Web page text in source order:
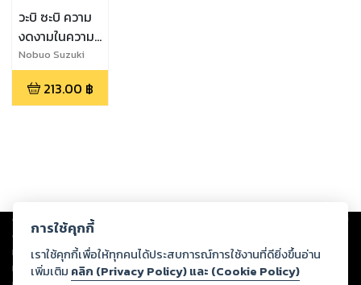
วะบิ ซะบิ ความ
งดงามในความ
ไม่สมบูรณ์แบบ
Nobuo Suzuki
213.00 ฿
Copyright © 2026
ต่อผลงานหรือเนื้อหาใดที่อัปโหลดผ่านเว็บไซต์และปรากฏว่าละเมิดสิทธิใน
ทรัพย์สินทางปัญญาของบุคคลอื่นหรือขัดต่อกฎหมายและศีลธรรม ดังนั้น ผู้อ่าน
ทุกท่านโปรดใช้วิจารณญาณในการกลั่นกรองด้วยตนเอง และหากท่านพบว่าส่วน
การใช้คุกกี้
เราใช้คุกกี้เพื่อให้ทุกคนได้ประสบการณ์การใช้งานที่ดียิ่งขึ้นอ่าน
เพิ่มเติม คลิก (Privacy Policy) และ (Cookie Policy)